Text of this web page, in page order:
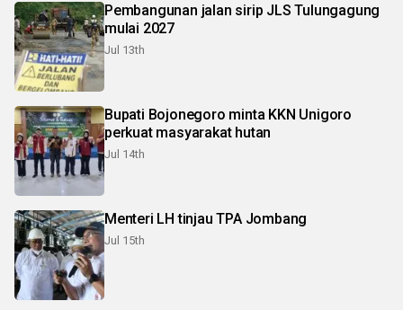
Pembangunan jalan sirip JLS Tulungagung
mulai 2027
Jul 13th
Bupati Bojonegoro minta KKN Unigoro
perkuat masyarakat hutan
Jul 14th
Menteri LH tinjau TPA Jombang
Jul 15th